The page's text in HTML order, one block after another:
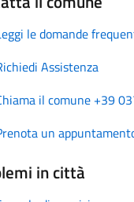
le domande
Assistenza
il comune +39
un
in città